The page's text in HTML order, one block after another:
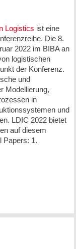
Logistics ist eine
Die 8.
2022 im BIBA an
logistischen
der Konferenz.
und
Modellierung,
in
und
LDIC 2022 bietet
auf diesem
Papers: 1.